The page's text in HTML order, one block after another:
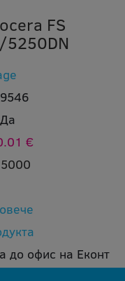
FS
Да
€
5000
до офис на Еконт